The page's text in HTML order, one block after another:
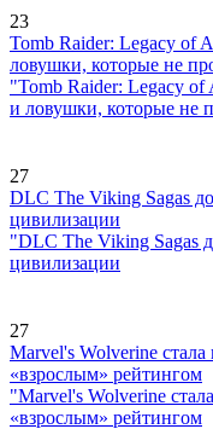
23
Tomb Raider: Legacy of
ловушки, которые не
"Tomb Raider: Legacy of
и ловушки, которые не
27
DLC The Viking Sagas
цивилизации
"DLC The Viking Sagas
цивилизации
27
Marvel's Wolverine стала
«взрослым» рейтингом
"Marvel's Wolverine
«взрослым» рейтингом